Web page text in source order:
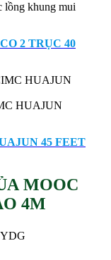
lồng khung mui
2 TRỤC 40
HUAJUN
45 FEET
MOOC
4M